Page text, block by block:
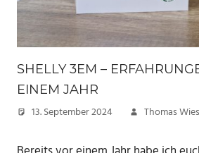
SHELLY 3EM –
EINEM JAHR
13. September 2024 Thomas